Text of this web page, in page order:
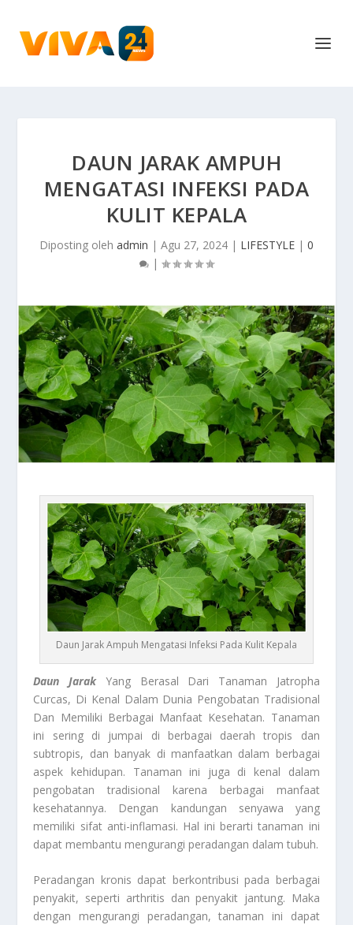
DAUN JARAK AMPUH
MENGATASI INFEKSI PADA
KULIT KEPALA
Diposting oleh admin | Agu 27, 2024 | LIFESTYLE | 0
|
Daun Jarak Ampuh Mengatasi Infeksi Pada Kulit Kepala
Daun JarakYang Berasal Dari Tanaman Jatropha
Curcas, Di Kenal Dalam Dunia Pengobatan Tradisional
Dan Memiliki Berbagai Manfaat Kesehatan. Tanaman
ini sering di jumpai di berbagai daerah tropis dan
subtropis, dan banyak di manfaatkan dalam berbagai
aspek kehidupan. Tanaman ini juga di kenal dalam
pengobatan tradisional karena berbagai manfaat
kesehatannya. Dengan kandungan senyawa yang
memiliki sifat anti-inflamasi. Hal ini berarti tanaman ini
dapat membantu mengurangi peradangan dalam tubuh.
Peradangan kronis dapat berkontribusi pada berbagai
penyakit, seperti arthritis dan penyakit jantung. Maka
dengan mengurangi peradangan, tanaman ini dapat